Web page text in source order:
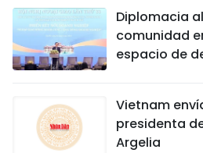
Diplomacia
comunidad
espacio de
Vietnam
presidenta
Argelia